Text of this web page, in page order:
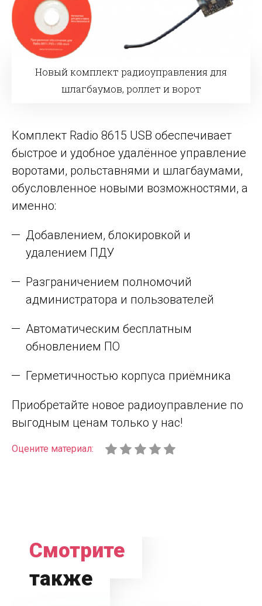
Новый комплект радиоуправления для
шлагбаумов, роллет и ворот
Комплект Radio 8615 USB обеспечивает
быстрое и удобное удалённое управление
воротами, рольставнями и шлагбаумами,
обусловленное новыми возможностями, а
именно:
Добавлением, блокировкой и
удалением ПДУ
Разграничением полномочий
администратора и пользователей
Автоматическим бесплатным
обновлением ПО
Герметичностью корпуса приёмника
Приобретайте новое радиоуправление по
выгодным ценам только у нас!
Оцените материал:
Смотрите
также